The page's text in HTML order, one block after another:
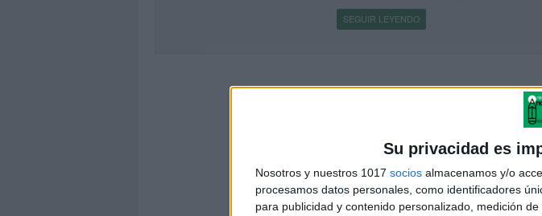
Su privacidad es
Nosotros y nuestros 1017 socios almacenamos y/o
procesamos datos personales, como identificadores
para publicidad y contenido personalizado, medición
SEGUIR LEYENDO